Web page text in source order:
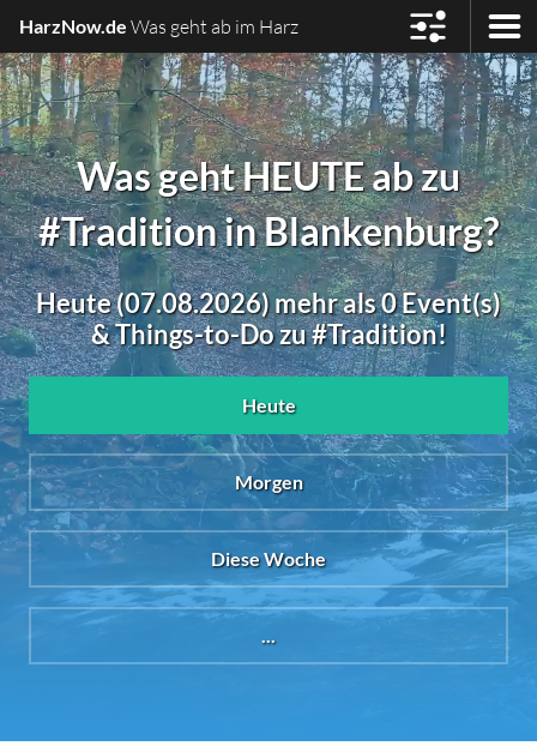
HarzNow.de Was geht ab im Harz
Was geht HEUTE ab zu
#Tradition in Blankenburg?
Heute (07.08.2026) mehr als 0 Event(s)
& Things-to-Do zu #Tradition!
Heute
Morgen
Diese Woche